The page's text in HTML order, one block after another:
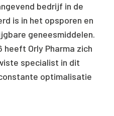
bedrijf in de
is in het opsporen en
geneesmiddelen.
heeft Orly Pharma zich
specialist in dit
optimalisatie